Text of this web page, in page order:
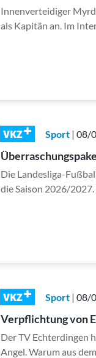
Innenverteidiger
als Kapitän an. Im
VKZ Sport | 08/
Die Landesliga-
die Saison 2026/
VKZ Sport | 08/
Verpflichtung von
Der TV Echterdingen
Angel. Warum aus